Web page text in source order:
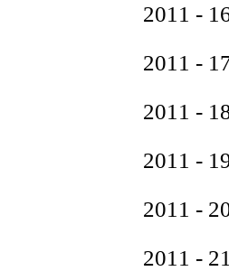
2011 -
2011 -
2011 -
2011 -
2011 -
2011 -